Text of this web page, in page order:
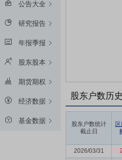
公告大全
研究报告
年报季报
股东股本
期货期权
经济数据
基金数据
股东户数历
股东户数统计
截止日
2026/03/31